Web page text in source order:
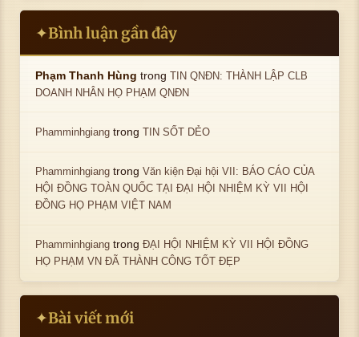
✦Bình luận gần đây
Phạm Thanh Hùng trongTIN QNĐN: THÀNH LẬP CLB
DOANH NHÂN HỌ PHẠM QNĐN
Phamminhgiang trongTIN SỐT DẺO
Phamminhgiang trongVăn kiện Đại hội VII: BÁO CÁO CỦA
HỘI ĐỒNG TOÀN QUỐC TẠI ĐẠI HỘI NHIỆM KỲ VII HỘI
ĐỒNG HỌ PHẠM VIỆT NAM
Phamminhgiang trongĐẠI HỘI NHIỆM KỲ VII HỘI ĐỒNG
HỌ PHẠM VN ĐÃ THÀNH CÔNG TỐT ĐẸP
✦Bài viết mới